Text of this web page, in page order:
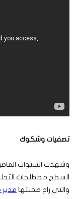
تصفيات وشكوك
وشهدت السنوات
السطح مصطلحات
والتي راح ضحيتها مدير